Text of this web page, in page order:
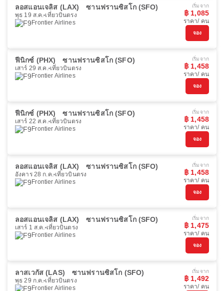
ลอสแอนเจลิส (LAX) ซานฟรานซิสโก (SFO)
พุธ 19 ส.ค. เที่ยวบินตรง
Frontier Airlines
เริ่มจาก
฿ 1,085
ราคา/ คน
จอง
ฟีนิกซ์ (PHX) ซานฟรานซิสโก (SFO)
เสาร์ 29 ส.ค. เที่ยวบินตรง
Frontier Airlines
เริ่มจาก
฿ 1,458
ราคา/ คน
จอง
ฟีนิกซ์ (PHX) ซานฟรานซิสโก (SFO)
เสาร์ 22 ส.ค. เที่ยวบินตรง
Frontier Airlines
เริ่มจาก
฿ 1,458
ราคา/ คน
จอง
ลอสแอนเจลิส (LAX) ซานฟรานซิสโก (SFO)
อังคาร 28 ก.ค. เที่ยวบินตรง
Frontier Airlines
เริ่มจาก
฿ 1,458
ราคา/ คน
จอง
ลอสแอนเจลิส (LAX) ซานฟรานซิสโก (SFO)
เสาร์ 1 ส.ค. เที่ยวบินตรง
Frontier Airlines
เริ่มจาก
฿ 1,475
ราคา/ คน
จอง
ลาสเวกัส (LAS) ซานฟรานซิสโก (SFO)
พุธ 29 ก.ค. เที่ยวบินตรง
Frontier Airlines
เริ่มจาก
฿ 1,492
ราคา/ คน